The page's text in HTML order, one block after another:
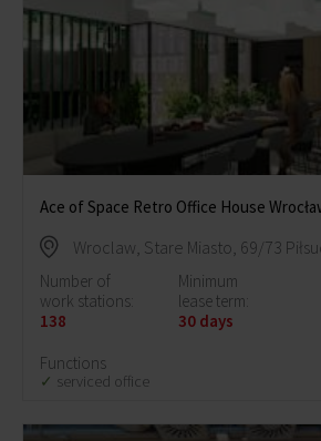
Ace of Space Retro Office House
Wroclaw, Stare Miasto, 69/73
Number of
work stations:
138
Minimum
lease term:
30 days
Functions
serviced office